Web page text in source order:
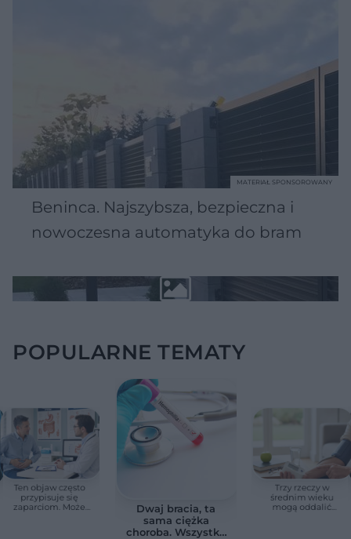
Beninca. Najszybsza, bezpieczna i
nowoczesna automatyka do bram
MATERIAŁ SPONSOROWANY
POPULARNE TEMATY
Ten objaw często
przypisuje się
zaparciom. Może
Dwaj bracia, ta
sama ciężka
choroba. Wszystko
Trzy rzeczy w
średnim wieku
mogą oddalić